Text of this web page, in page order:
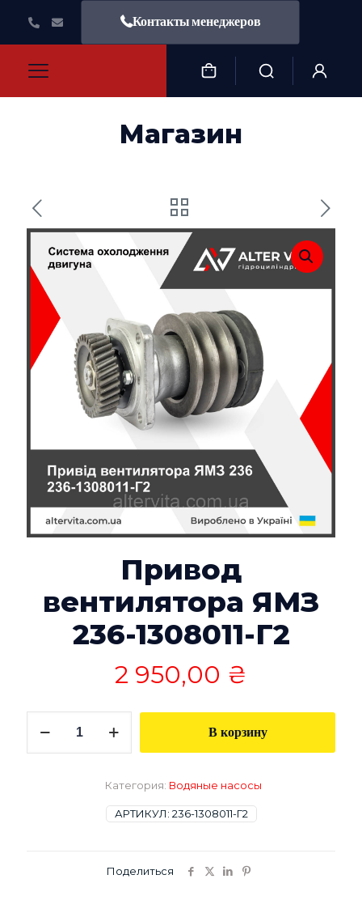
Контакты менеджеров
Магазин
Привод
вентилятора ЯМЗ
236-1308011-Г2
2 950,00 ₴
товара
В корзину
АРТИКУЛ: 236-1308011-Г2
Категория: Водяные насосы
Поделиться